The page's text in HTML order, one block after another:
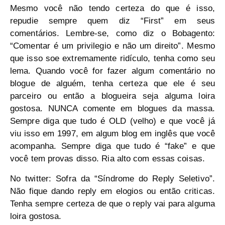
Mesmo você não tendo certeza do que é isso,
repudie sempre quem diz “First” em seus
comentários. Lembre-se, como diz o Bobagento:
“Comentar é um privilegio e não um direito”. Mesmo
que isso soe extremamente ridículo, tenha como seu
lema. Quando você for fazer algum comentário no
blogue de alguém, tenha certeza que ele é seu
parceiro ou então a blogueira seja alguma loira
gostosa. NUNCA comente em blogues da massa.
Sempre diga que tudo é OLD (velho) e que você já
viu isso em 1997, em algum blog em inglês que você
acompanha. Sempre diga que tudo é “fake” e que
você tem provas disso. Ria alto com essas coisas.
No twitter: Sofra da “Síndrome do Reply Seletivo”.
Não fique dando reply em elogios ou então criticas.
Tenha sempre certeza de que o reply vai para alguma
loira gostosa.